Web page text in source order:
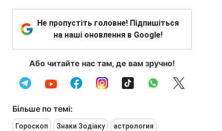
Не пропустіть головне! Підпишіться
на наші оновлення в Google!
Або читайте нас там, де вам зручно!
Більше по темі:
Гороскоп Знаки Зодіаку астрология